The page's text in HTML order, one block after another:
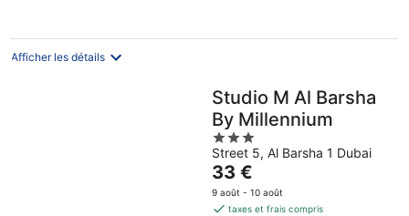
nuit
Afficher les détails
Studio M Al Barsha
By Millennium
3
out
of
5
Street 5, Al Barsha 1 Dubai
Le
prix
est
33 €
9 août - 10 août
taxes et frais compris